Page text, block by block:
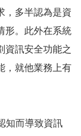
，多半認為是資
形。此外在系統
資訊安全功能之
，就他業務上有
知而導致資訊